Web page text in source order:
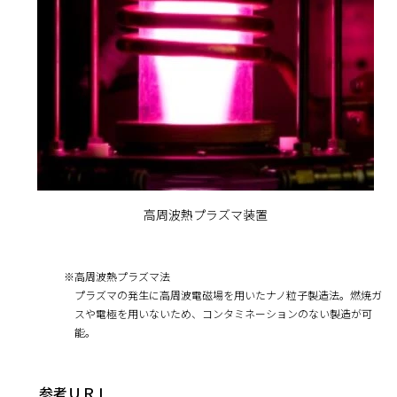
高周波熱プラズマ装置
※高周波熱プラズマ法
プラズマの発生に高周波電磁場を用いたナノ粒子製造法。燃焼ガ
スや電極を用いないため、コンタミネーションのない製造が可
能。